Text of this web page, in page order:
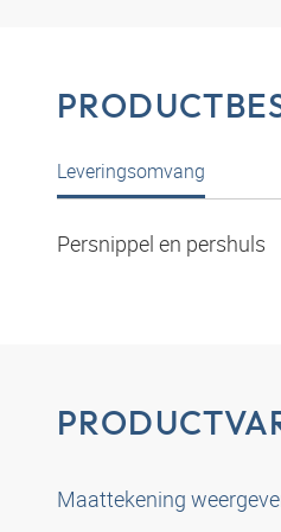
Leveringsomvang
Persnippel en pershuls
Maattekening